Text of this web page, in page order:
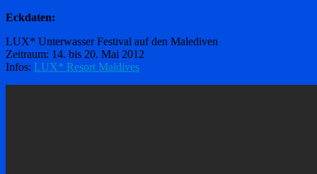
Eckdaten:
LUX* Unterwasser Festival auf den Malediven
Zeitraum: 14. bis 20. Mai 2012
Infos: LUX* Resort Maldives